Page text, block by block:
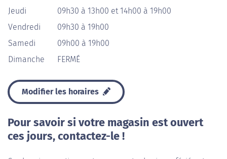
Jeudi
09h30 à 13h00 et 14h00 à 19h00
Vendredi
09h30 à 19h00
Samedi
09h00 à 19h00
Dimanche
FERMÉ
Modifier les horaires
Pour savoir si votre magasin est ouvert
ces jours, contactez-le !